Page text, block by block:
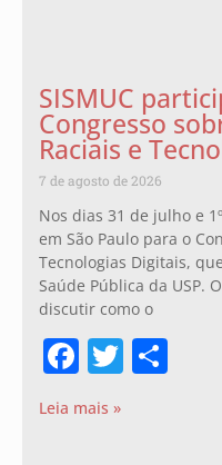
SISMUC
Congresso
Raciais e
7 de agosto de 2026
Nos dias 31 de julho e
em São Paulo para o
Tecnologias Digitais,
Saúde Pública da USP.
discutir como o
Facebook
Twitter
Leia mais »